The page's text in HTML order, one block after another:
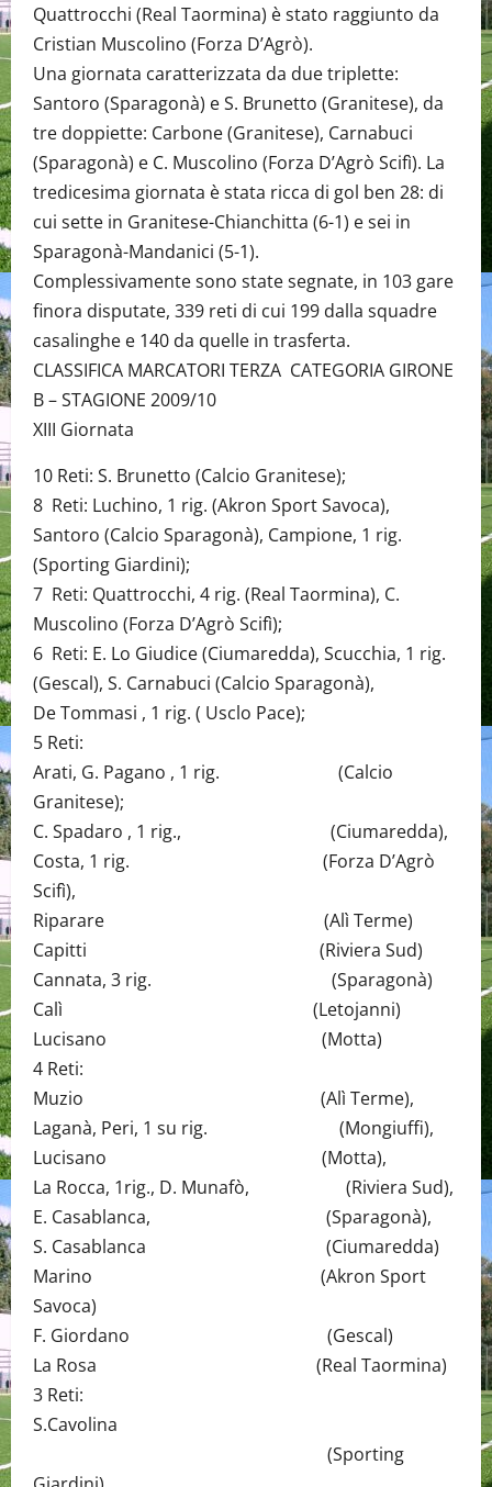
Quattrocchi (Real Taormina) è stato raggiunto da
Cristian Muscolino (Forza D’Agrò).
Una giornata caratterizzata da due triplette:
Santoro (Sparagonà) e S. Brunetto (Granitese), da
tre doppiette: Carbone (Granitese), Carnabuci
(Sparagonà) e C. Muscolino (Forza D’Agrò Scifì). La
tredicesima giornata è stata ricca di gol ben 28: di
cui sette in Granitese-Chianchitta (6-1) e sei in
Sparagonà-Mandanici (5-1).
Complessivamente sono state segnate, in 103 gare
finora disputate, 339 reti di cui 199 dalla squadre
casalinghe e 140 da quelle in trasferta.
CLASSIFICA MARCATORI TERZA CATEGORIA GIRONE
B – STAGIONE 2009/10
XIII Giornata
10 Reti: S. Brunetto (Calcio Granitese);
8 Reti: Luchino, 1 rig. (Akron Sport Savoca),
Santoro (Calcio Sparagonà), Campione, 1 rig.
(Sporting Giardini);
7 Reti: Quattrocchi, 4 rig. (Real Taormina), C.
Muscolino (Forza D’Agrò Scifì);
6 Reti: E. Lo Giudice (Ciumaredda), Scucchia, 1 rig.
(Gescal), S. Carnabuci (Calcio Sparagonà),
De Tommasi , 1 rig. ( Usclo Pace);
5 Reti:
Arati, G. Pagano , 1 rig. (Calcio
Granitese);
C. Spadaro , 1 rig., (Ciumaredda),
Costa, 1 rig. (Forza D’Agrò
Scifì),
Riparare (Alì Terme)
Capitti (Riviera Sud)
Cannata, 3 rig. (Sparagonà)
Calì (Letojanni)
Lucisano (Motta)
4 Reti:
Muzio (Alì Terme),
Laganà, Peri, 1 su rig. (Mongiuffi),
Lucisano (Motta),
La Rocca, 1rig., D. Munafò, (Riviera Sud),
E. Casablanca, (Sparagonà),
S. Casablanca (Ciumaredda)
Marino (Akron Sport
Savoca)
F. Giordano (Gescal)
La Rosa (Real Taormina)
3 Reti:
S.Cavolina
(Sporting